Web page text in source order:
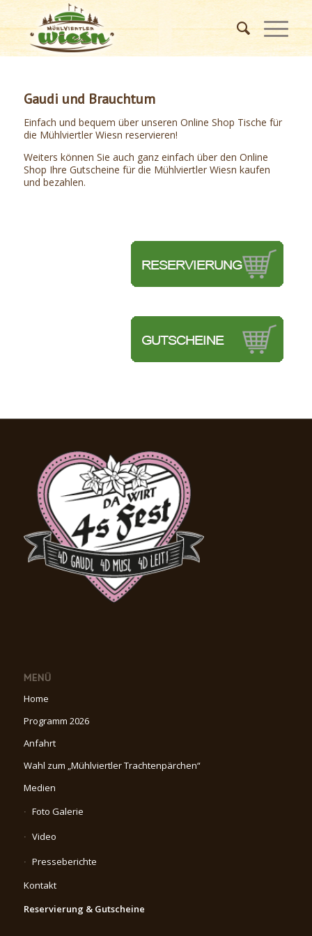
Gaudi und Brauchtum
Einfach und bequem über unseren Online Shop Tische für
die Mühlviertler Wiesn reservieren!
Weiters können Sie auch ganz einfach über den Online
Shop Ihre Gutscheine für die Mühlviertler Wiesn kaufen
und bezahlen.
MENÜ
Home
Programm 2026
Anfahrt
Wahl zum „Mühlviertler Trachtenpärchen“
Medien
Foto Galerie
Video
Presseberichte
Kontakt
Reservierung & Gutscheine